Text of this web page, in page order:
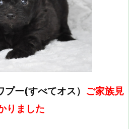
ー(すべてオス） ご家族見
りました